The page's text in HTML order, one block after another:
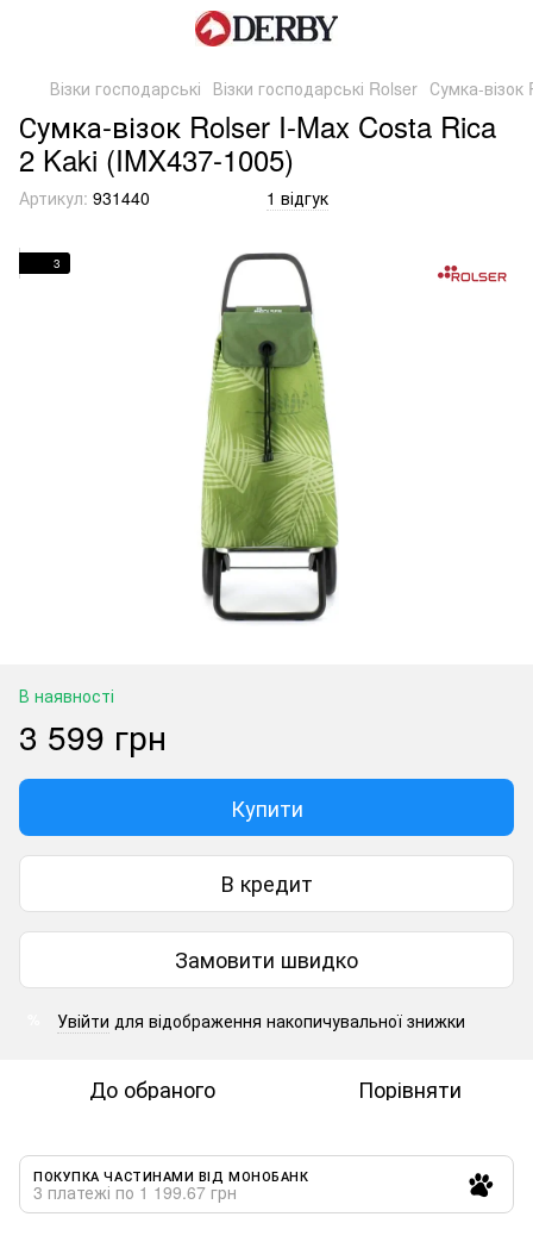
Візки господарські Візки господарські Rolser Сумка-
Сумка-візок Rolser I-Max Costa Rica
2 Kaki (IMX437-1005)
Артикул: 931440 1 відгук
3
В наявності
3 599 грн
Купити
В кредит
Замовити швидко
Увійти для відображення накопичувальної знижки
До обраного Порівняти
ПОКУПКА ЧАСТИНАМИ ВІД МОНОБАНК
3 платежі по 1 199.67 грн